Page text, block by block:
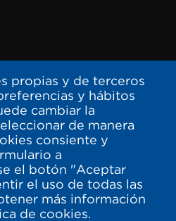
propias y de terceros
y hábitos
cambiar la
de manera
consiente y
a
el botón "Aceptar
el uso de todas las
más información
de cookies.